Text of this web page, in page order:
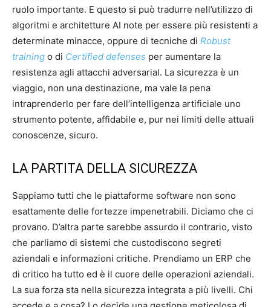
ruolo importante. E questo si può tradurre nell’utilizzo di
algoritmi e architetture AI note per essere più resistenti a
determinate minacce, oppure di tecniche di Robust
training o di Certified defenses per aumentare la
resistenza agli attacchi adversarial. La sicurezza è un
viaggio, non una destinazione, ma vale la pena
intraprenderlo per fare dell’intelligenza artificiale uno
strumento potente, affidabile e, pur nei limiti delle attuali
conoscenze, sicuro.
LA PARTITA DELLA SICUREZZA
Sappiamo tutti che le piattaforme software non sono
esattamente delle fortezze impenetrabili. Diciamo che ci
provano. D’altra parte sarebbe assurdo il contrario, visto
che parliamo di sistemi che custodiscono segreti
aziendali e informazioni critiche. Prendiamo un ERP che
di critico ha tutto ed è il cuore delle operazioni aziendali.
La sua forza sta nella sicurezza integrata a più livelli. Chi